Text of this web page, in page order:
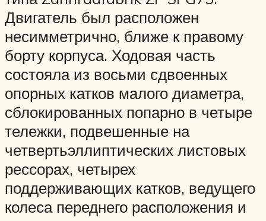
Двигатель был расположен
несимметрично, ближе к правому
борту корпуса. Ходовая часть
состояла из восьми сдвоенных
опорных катков малого диаметра,
сблокированных попарно в четыре
тележки, подвешенные на
четвертьэллиптических листовых
рессорах, четырех
поддерживающих катков, ведущего
колеса переднего расположения и